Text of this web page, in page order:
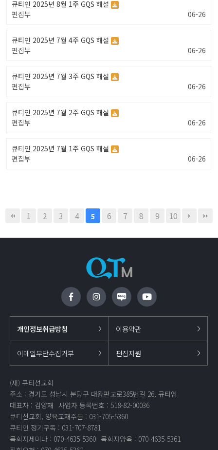
큐티인 2025년 8월 1주 GQS 해설
편집부
06-26
큐티인 2025년 7월 4주 GQS 해설
편집부
06-26
큐티인 2025년 7월 3주 GQS 해설
편집부
06-26
큐티인 2025년 7월 2주 GQS 해설
편집부
06-26
큐티인 2025년 7월 1주 GQS 해설
편집부
06-26
1 2 3 4 5 6 7 8 9 10
개인정보취급방침 이용약관
이메일무단수집거부 편집지원
(재) 큐티선교회
주소 : 경기도 성남시 분당구 대왕판교로385번길 26, 큐티엠
대표자 : 김양재 사업자 등록번호 : 518-82-00036
큐티선교회, 양육교재주문 : 031-705-5360
큐티인 정기구독 : 031-707-8781
목회자세미나 : 070-4635-5360 목회자양육 : 070-4635-5361